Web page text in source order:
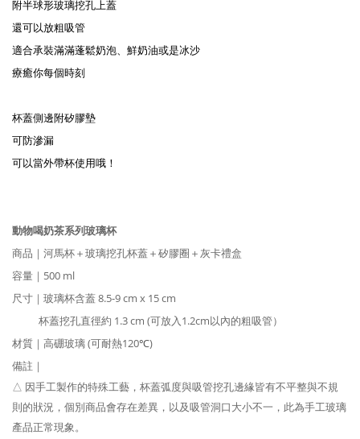
附半球形玻璃挖孔上蓋
還可以放粗吸管
適合承裝滿滿蓬鬆奶泡、鮮奶油或是冰沙
療癒你每個時刻
杯蓋側邊附矽膠墊
可防滲漏
可以當外帶杯使用哦！
動物喝奶茶系列玻璃杯
商品｜河馬杯＋玻璃挖孔杯蓋＋矽膠圈＋灰卡禮盒
容量｜500 ml
尺寸｜玻璃杯含蓋 8.5-9 cm x 15 cm
杯蓋挖孔直徑約 1.3 cm (可放入1.2cm以內的粗吸管）
材質｜高硼玻璃(可耐熱120℃)
備註｜
△ 因手工製作的特殊工藝，杯蓋弧度與吸管挖孔邊緣皆有不平整與不規
則的狀況，個別商品會存在差異，以及吸管洞口大小不一，此為手工玻璃
產品正常現象。